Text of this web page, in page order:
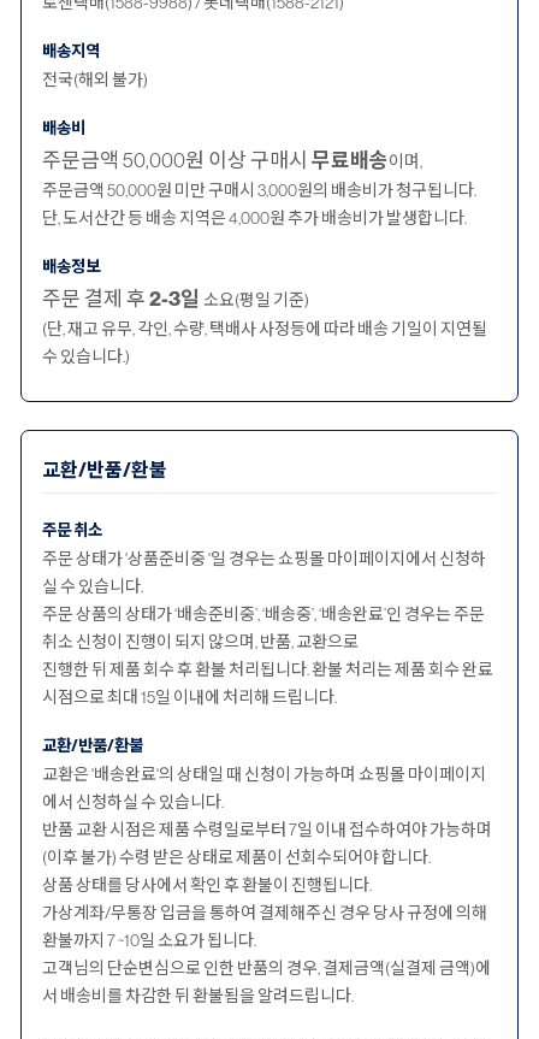
배송지역
전국(해외 불가)
배송비
주문금액 50,000원 이상 구매시 무료배송이며,
주문금액 50,000원 미만 구매시 3,000원의 배송비가 청구됩니다.
단, 도서산간 등 배송 지역은 4,000원 추가 배송비가 발생합니다.
배송정보
주문 결제 후 2-3일 소요(평일 기준)
(단, 재고 유무, 각인, 수량, 택배사 사정등에 따라 배송 기일이 지연될
수 있습니다.)
교환/반품/환불
주문 취소
주문 상태가 '상품준비중 '일 경우는 쇼핑몰 마이페이지에서 신청하
실 수 있습니다.
주문 상품의 상태가 ‘배송준비중’, ‘배송중’, ‘배송완료’인 경우는 주문
취소 신청이 진행이 되지 않으며, 반품, 교환으로
진행한 뒤 제품 회수 후 환불 처리됩니다. 환불 처리는 제품 회수 완료
시점으로 최대 15일 이내에 처리해 드립니다.
교환/반품/환불
교환은 '배송완료'의 상태일 때 신청이 가능하며 쇼핑몰 마이페이지
에서 신청하실 수 있습니다.
반품 교환 시점은 제품 수령일로부터 7일 이내 접수하여야 가능하며
(이후 불가) 수령 받은 상태로 제품이 선회수되어야 합니다.
상품 상태를 당사에서 확인 후 환불이 진행됩니다.
가상계좌/무통장 입금을 통하여 결제해주신 경우 당사 규정에 의해
환불까지 7 ~10일 소요가 됩니다.
고객님의 단순변심으로 인한 반품의 경우, 결제금액(실결제 금액)에
서 배송비를 차감한 뒤 환불됨을 알려드립니다.